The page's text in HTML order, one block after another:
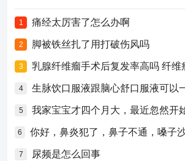
1 痛经太厉害了怎么办啊
2 脚被铁丝扎了用打破伤风吗
3 乳腺纤维瘤手术后复发率高吗 纤维
4 生脉饮口服液跟脑心舒口服液可以
5 我家宝宝才四个月大，最近忽然开
6
7 尿频是怎么回事